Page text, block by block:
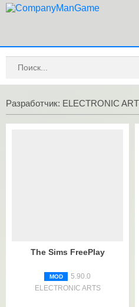
Разработчик: ELECTRONIC
The Sims FreePlay
MOD
5.90.0
ELECTRONIC ARTS